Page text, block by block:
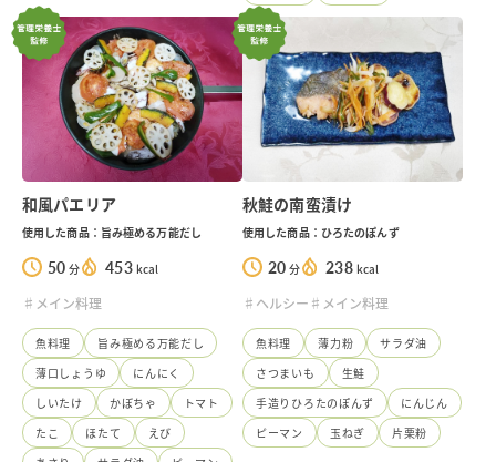
和風パエリア
使用した商品：旨み極める万能だし
50 分 453 kcal
♯メイン料理
魚料理
旨み極める万能だし
薄口しょうゆ
にんにく
しいたけ
かぼちゃ
トマト
たこ
ほたて
えび
秋鮭の南蛮漬け
使用した商品：ひろたのぽんず
20 分 238 kcal
♯ヘルシー ♯メイン料理
魚料理 薄力粉
サラダ油
さつまいも
生鮭
手造りひろたのぽんず
にんじん
ピーマン
玉ねぎ 片栗粉